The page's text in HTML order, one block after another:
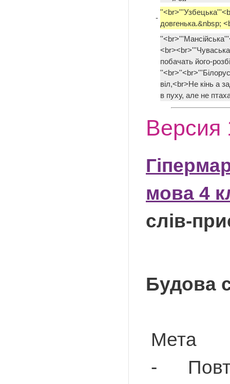
-
довгенька.&nbsp;
побачать його-
віл,<br>Не кінь а
в пуху, але не
Версия
мова 4
слів-
Будова
Мета
-